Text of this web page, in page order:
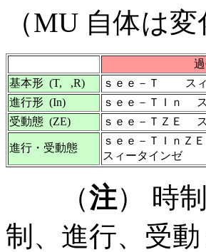
（MU 自体は
過
基本形 (T, ,R)
ｓｅｅ－Ｔ スィ
進行形 (In)
ｓｅｅ－ＴＩｎ
受動態 (ZE)
ｓｅｅ－ＴＺＥ
進行・受動態
ｓｅｅ－ＴＩｎＺ
スィータインゼ
（注） 時
制、進行、受